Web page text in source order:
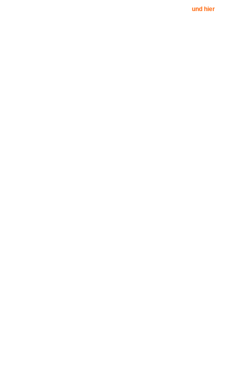
und hier